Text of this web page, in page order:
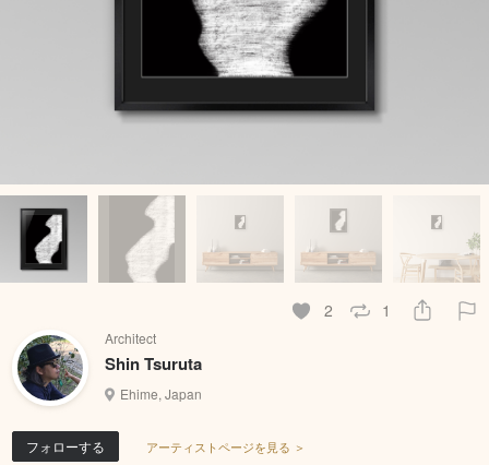
2 1
Architect
Shin Tsuruta
Ehime, Japan
フォローする アーティストページを見る ＞